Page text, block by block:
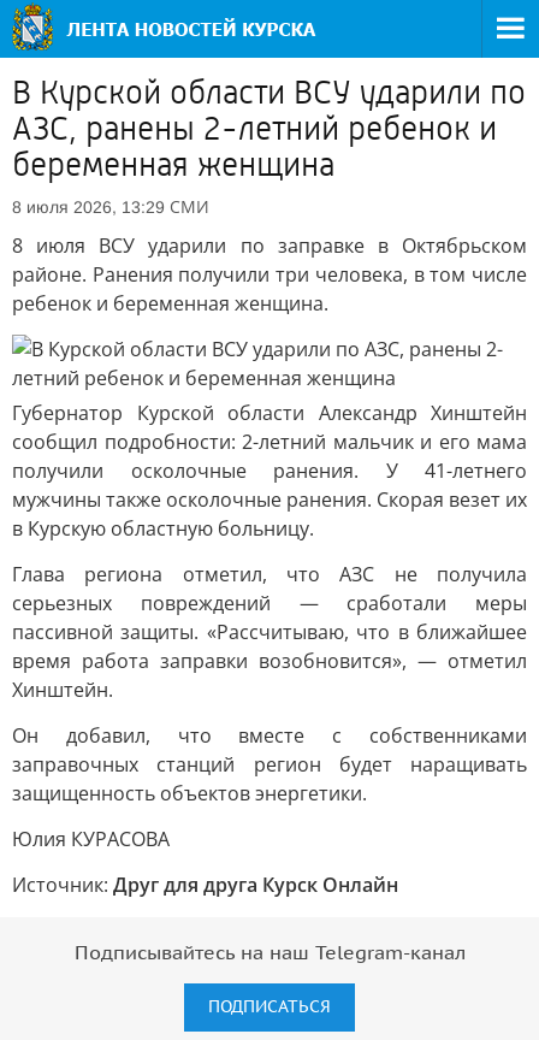
В Курской области ВСУ ударили по
АЗС, ранены 2-летний ребенок и
беременная женщина
8 июля 2026, 13:29 СМИ
8 июля ВСУ ударили по заправке в Октябрьском
районе. Ранения получили три человека, в том числе
ребенок и беременная женщина.
Губернатор Курской области Александр Хинштейн
сообщил подробности: 2-летний мальчик и его мама
получили осколочные ранения. У 41-летнего
мужчины также осколочные ранения. Скорая везет их
в Курскую областную больницу.
Глава региона отметил, что АЗС не получила
серьезных повреждений — сработали меры
пассивной защиты. «Рассчитываю, что в ближайшее
время работа заправки возобновится», — отметил
Хинштейн.
Он добавил, что вместе с собственниками
заправочных станций регион будет наращивать
защищенность объектов энергетики.
Юлия КУРАСОВА
Источник: Друг для друга Курск Онлайн
Подписывайтесь на наш Telegram-канал
ПОДПИСАТЬСЯ